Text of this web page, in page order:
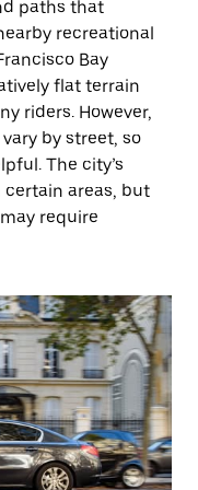
paths that
recreational
Bay
flat terrain
riders. However,
by street, so
The city’s
areas, but
require